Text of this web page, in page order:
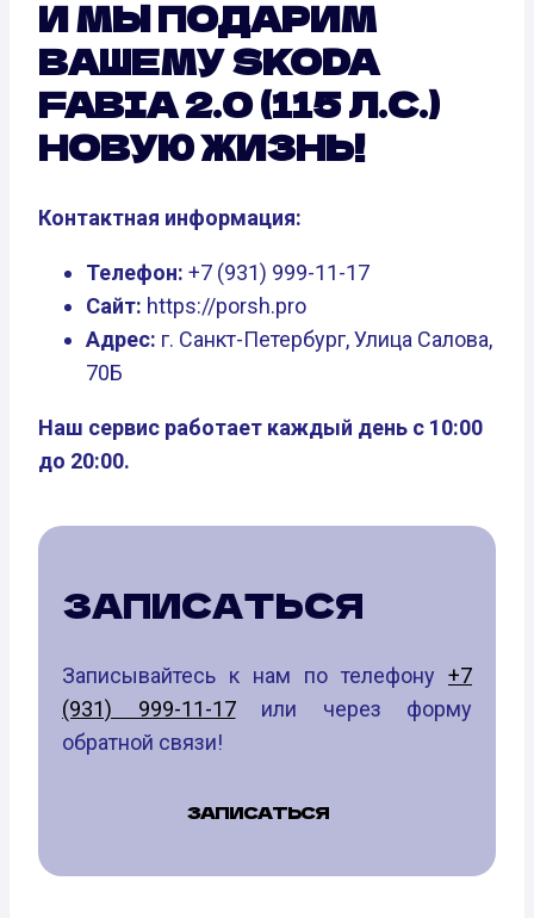
И МЫ ПОДАРИМ
ВАШЕМУ SKODA
FABIA 2.0 (115 Л.С.)
НОВУЮ ЖИЗНЬ!
Контактная информация:
Телефон: +7 (931) 999-11-17
Сайт: https://porsh.pro
Адрес: г. Санкт-Петербург, Улица Салова,
70Б
Наш сервис работает каждый день с 10:00
до 20:00.
ЗАПИСАТЬСЯ
Записывайтесь к нам по телефону +7
(931) 999-11-17или через форму
обратной связи!
ЗАПИСАТЬСЯ